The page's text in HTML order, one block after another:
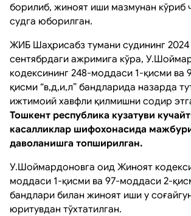
борилиб, жиноят иши мазмунан кўриб
судга юборилган.
ЖИБ Шаҳрисабз тумани судининг 2024
сентябрдаги ажримига кўра,
кодексининг 248-моддаси 1-қисми ва
қисми “в,д,и,л” бандларида назарда
ижтимоий хавфли қилмишни содир
Тошкент республика кузатуви
касалликлар шифохонасида
даволанишга топширилган.
У.Шоймардоновга оид Жиноят
моддаси 1-қисми ва 97-моддаси 2-
бандлари билан жиноят иши у
юритувдан тўхтатилган.